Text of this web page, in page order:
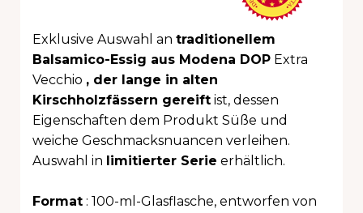
Exklusive Auswahl an traditionellem
Balsamico-Essig aus Modena DOP Extra
Vecchio , der lange in alten
Kirschholzfässern gereift ist, dessen
Eigenschaften dem Produkt Süße und
weiche Geschmacksnuancen verleihen.
Auswahl in limitierter Serie erhältlich.
Format : 100-ml-Glasflasche, entworfen von